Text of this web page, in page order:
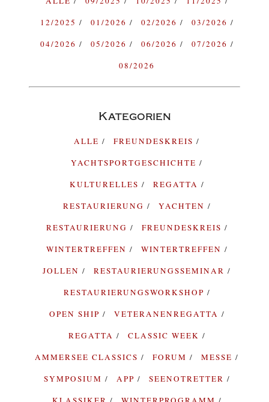
12/2025
01/2026 02/2026
03/2026
04/2026
05/2026 06/2026
07/2026
08/2026
Kategorien
ALLE
FREUNDESKREIS
YACHTSPORTGESCHICHTE
KULTURELLES
REGATTA
RESTAURIERUNG
YACHTEN
RESTAURIERUNG
FREUNDESKREIS
WINTERTREFFEN
WINTERTREFFEN
JOLLEN
RESTAURIERUNGSSEMINAR
RESTAURIERUNGSWORKSHOP
OPEN SHIP
VETERANENREGATTA
REGATTA
CLASSIC WEEK
AMMERSEE CLASSICS
FORUM
MESSE
SYMPOSIUM
APP
SEENOTRETTER